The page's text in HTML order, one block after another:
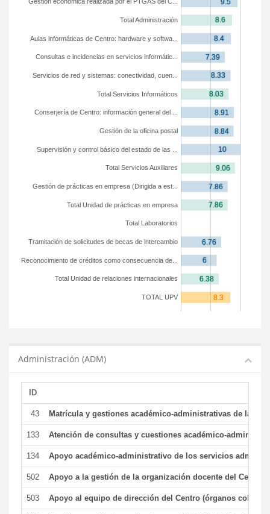
TOTAL UPV
Total Unidad de relaciones internacionales
Reconocimiento de créditos como consecuencia de...
Tramitación de solicitudes de becas de intercambio
Total Laboratorios
Total Unidad de prácticas en empresa
Gestión de prácticas en empresa (Dirigida a est...
Total Servicios Auxiliares
Supervisión y control básico del estado de las ...
Gestión de la oficina postal
Conserjería de Centro: información general del ...
Total Servicios Informáticos
Servicios de red y sistemas: conectividad, cuen...
Consultas e incidencias en servicios informátic...
Aulas informáticas de Centro: hardware y softwa...
Total Administración
Administración (ADM)
ID
43 Matrícula y gestiones académico-administrativas de la
133 Atención de consultas y cuestiones académico-
134 Apoyo académico-administrativo de los servicios
502 Apoyo a la gestión de la organización docente del Centro
503 Apoyo al equipo de dirección del Centro (órganos